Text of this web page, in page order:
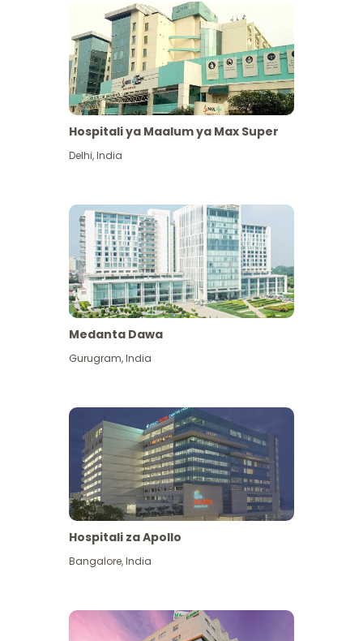
Hospitali ya Maalum ya Max Super
Delhi,India
Medanta Dawa
Gurugram,India
Hospitali za Apollo
Bangalore,India